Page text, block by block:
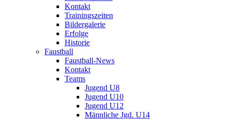
Kontakt
Trainingszeiten
Bildergalerie
Erfolge
Historie
Faustball
Faustball-News
Kontakt
Teams
Jugend U8
Jugend U10
Jugend U12
Männliche Jgd. U14